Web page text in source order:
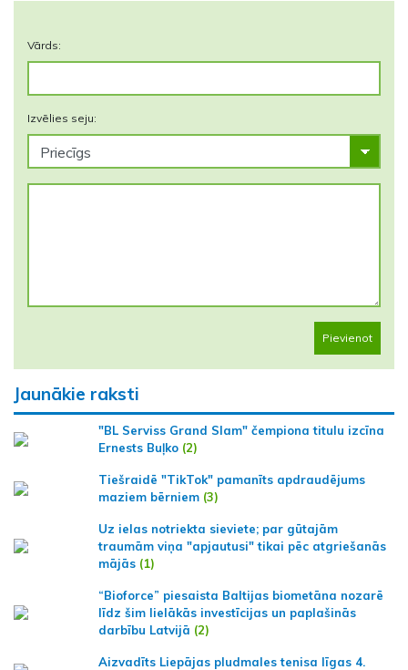
Vārds:
Izvēlies seju:
Pievienot
Jaunākie raksti
"BL Serviss Grand Slam" čempiona titulu izcīna
Ernests Buļko (2)
Tiešraidē "TikTok" pamanīts apdraudējums
maziem bērniem (3)
Uz ielas notriekta sieviete; par gūtajām
traumām viņa "apjautusi" tikai pēc atgriešanās
mājās (1)
“Bioforce” piesaista Baltijas biometāna nozarē
līdz šim lielākās investīcijas un paplašinās
darbību Latvijā (2)
Aizvadīts Liepājas pludmales tenisa līgas 4.